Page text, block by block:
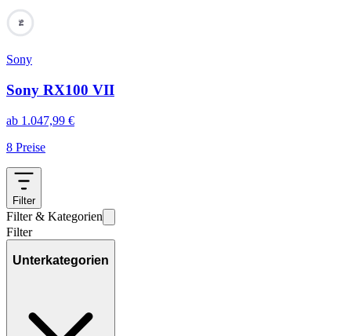
94
Sony
Sony RX100 VII
ab 1.047,99 €
8 Preise
Filter
Filter & Kategorien
Filter
Unterkategorien